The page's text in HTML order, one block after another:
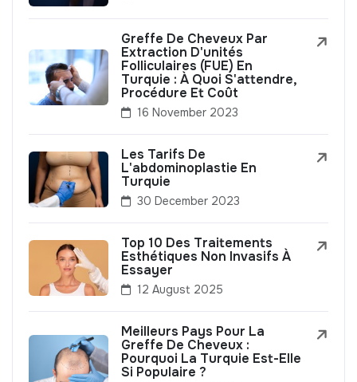
Greffe De Cheveux Par
Extraction D'unités
Folliculaires (FUE) En
Turquie : À Quoi S'attendre,
Procédure Et Coût
16 November 2023
Les Tarifs De
L'abdominoplastie En
Turquie
30 December 2023
Top 10 Des Traitements
Esthétiques Non Invasifs À
Essayer
12 August 2025
Meilleurs Pays Pour La
Greffe De Cheveux :
Pourquoi La Turquie Est-Elle
Si Populaire ?